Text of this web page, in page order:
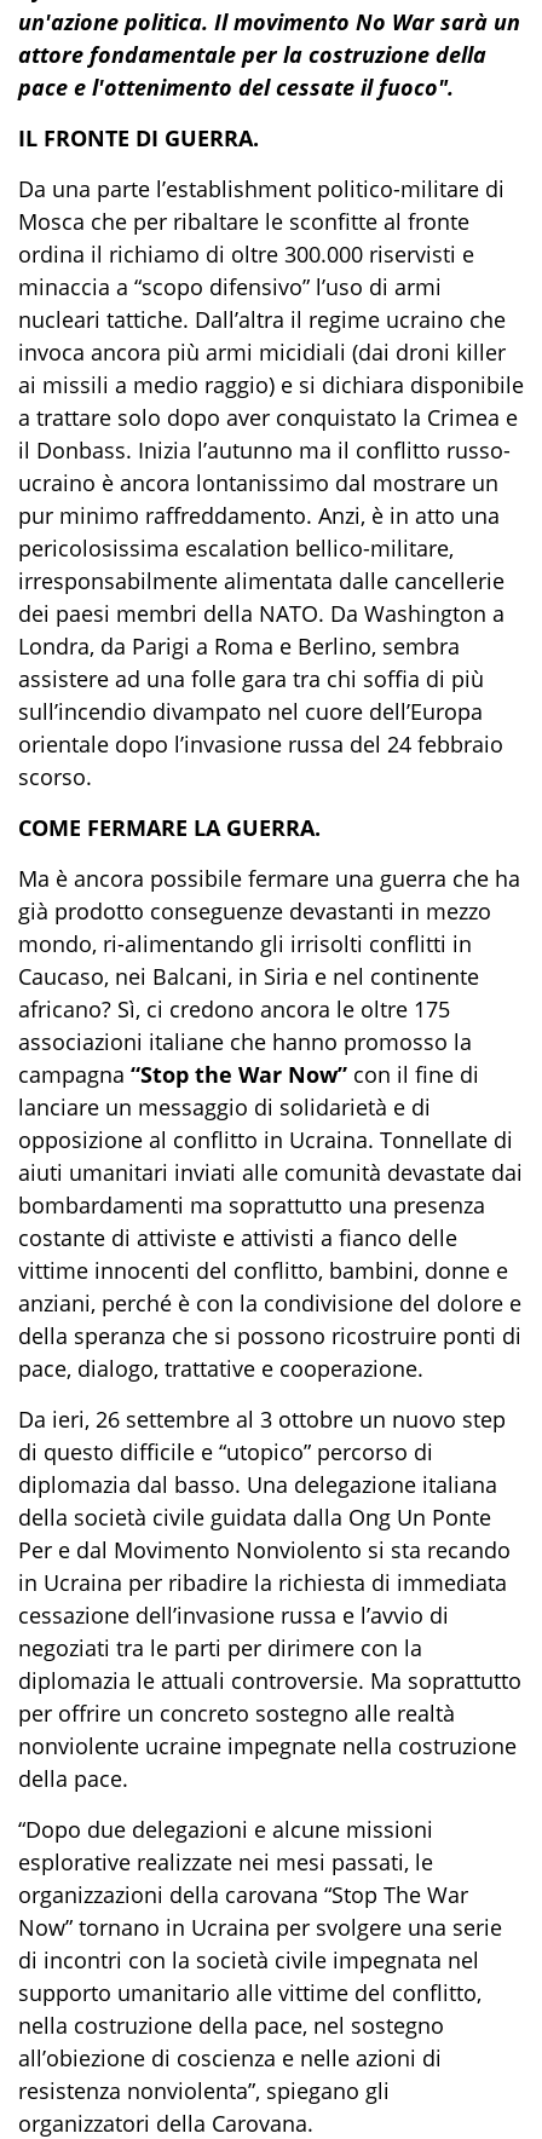
un'azione politica. Il movimento No War sarà un
attore fondamentale per la costruzione della
pace e l'ottenimento del cessate il fuoco".
IL FRONTE DI GUERRA.
Da una parte l’establishment politico-militare di
Mosca che per ribaltare le sconfitte al fronte
ordina il richiamo di oltre 300.000 riservisti e
minaccia a “scopo difensivo” l’uso di armi
nucleari tattiche. Dall’altra il regime ucraino che
invoca ancora più armi micidiali (dai droni killer
ai missili a medio raggio) e si dichiara disponibile
a trattare solo dopo aver conquistato la Crimea e
il Donbass. Inizia l’autunno ma il conflitto russo-
ucraino è ancora lontanissimo dal mostrare un
pur minimo raffreddamento. Anzi, è in atto una
pericolosissima escalation bellico-militare,
irresponsabilmente alimentata dalle cancellerie
dei paesi membri della NATO. Da Washington a
Londra, da Parigi a Roma e Berlino, sembra
assistere ad una folle gara tra chi soffia di più
sull’incendio divampato nel cuore dell’Europa
orientale dopo l’invasione russa del 24 febbraio
scorso.
COME FERMARE LA GUERRA.
Ma è ancora possibile fermare una guerra che ha
già prodotto conseguenze devastanti in mezzo
mondo, ri-alimentando gli irrisolti conflitti in
Caucaso, nei Balcani, in Siria e nel continente
africano? Sì, ci credono ancora le oltre 175
associazioni italiane che hanno promosso la
campagna “Stop the War Now” con il fine di
lanciare un messaggio di solidarietà e di
opposizione al conflitto in Ucraina. Tonnellate di
aiuti umanitari inviati alle comunità devastate dai
bombardamenti ma soprattutto una presenza
costante di attiviste e attivisti a fianco delle
vittime innocenti del conflitto, bambini, donne e
anziani, perché è con la condivisione del dolore e
della speranza che si possono ricostruire ponti di
pace, dialogo, trattative e cooperazione.
Da ieri, 26 settembre al 3 ottobre un nuovo step
di questo difficile e “utopico” percorso di
diplomazia dal basso. Una delegazione italiana
della società civile guidata dalla Ong Un Ponte
Per e dal Movimento Nonviolento si sta recando
in Ucraina per ribadire la richiesta di immediata
cessazione dell’invasione russa e l’avvio di
negoziati tra le parti per dirimere con la
diplomazia le attuali controversie. Ma soprattutto
per offrire un concreto sostegno alle realtà
nonviolente ucraine impegnate nella costruzione
della pace.
“Dopo due delegazioni e alcune missioni
esplorative realizzate nei mesi passati, le
organizzazioni della carovana “Stop The War
Now” tornano in Ucraina per svolgere una serie
di incontri con la società civile impegnata nel
supporto umanitario alle vittime del conflitto,
nella costruzione della pace, nel sostegno
all’obiezione di coscienza e nelle azioni di
resistenza nonviolenta”, spiegano gli
organizzatori della Carovana.